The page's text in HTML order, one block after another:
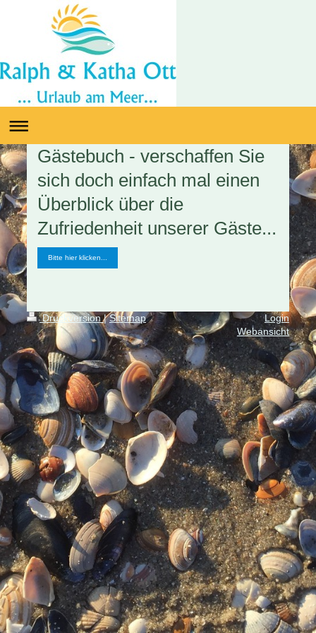
Gästebuch - verschaffen Sie
sich doch einfach mal einen
Überblick über die
Zufriedenheit unserer Gäste...
Bitte hier klicken...
Druckversion| Sitemap
Login
Webansicht